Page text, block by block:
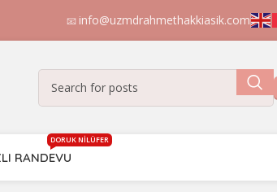
📧 info@uzmdrahmethakkiasik.com
RANDEVU
DORUK NİLÜFER